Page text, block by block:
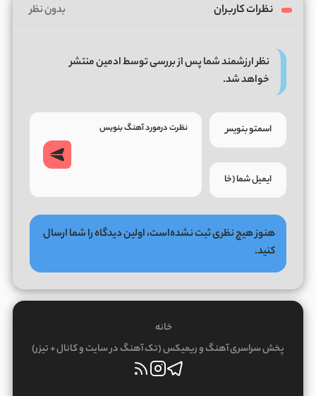
نظرات کاربران بدون نظر
نظر ارزشمند شما پس از بررسی توسط ادمین منتشر
خواهد شد.
هنوز هیچ نظری ثبت نشده‌است، اولین دیدگاه را شما ارسال
کنید.
خانه
پخش سراسری آهنگ و ریمیکس (تک آهنگ در سایت و کانال + تیزر)